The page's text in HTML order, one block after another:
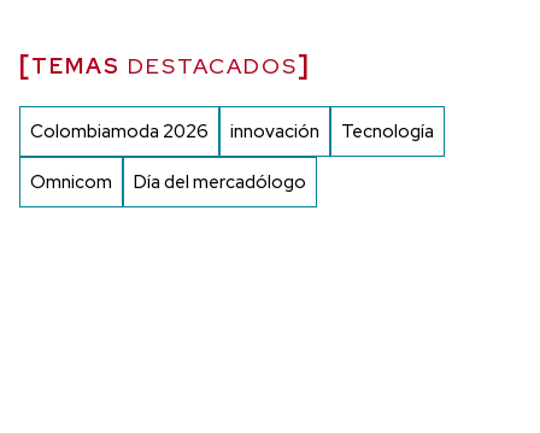
TEMAS DESTACADOS
Colombiamoda 2026 innovación Tecnología
Omnicom Día del mercadólogo